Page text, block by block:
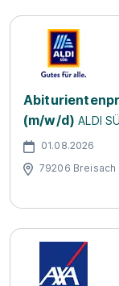
(m/w/d) ALDI
01.08.2026
79206 Breisach